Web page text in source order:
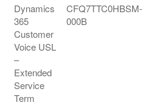
Dynamics
365
Customer
Voice USL
–
Extended
Service
Term
CFQ7TTC0HBSM-
000B